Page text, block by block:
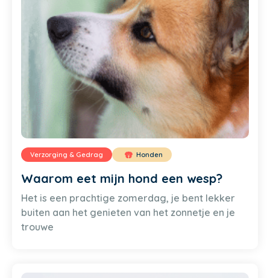
Verzorging & Gedrag Honden
Waarom eet mijn hond een wesp?
Het is een prachtige zomerdag, je bent lekker
buiten aan het genieten van het zonnetje en je
trouwe